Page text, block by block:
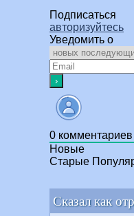
Подписаться
авторизуйтесь
Уведомить о
0 комментариев
Новые
Старые
Сказал как